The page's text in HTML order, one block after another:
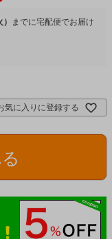
宅配便
気に入りに登録する